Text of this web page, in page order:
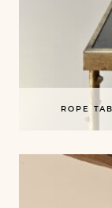
ROPE